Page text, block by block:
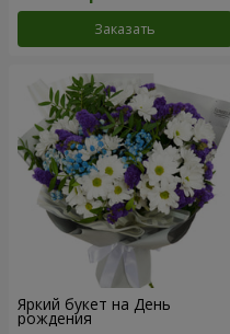
Заказать
Яркий букет на День
рождения